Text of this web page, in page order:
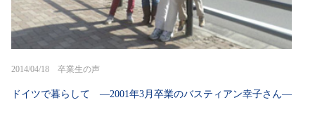
2014/04/18 卒業生の声
ドイツで暮らして —2001年3月卒業のバスティアン幸子さん—